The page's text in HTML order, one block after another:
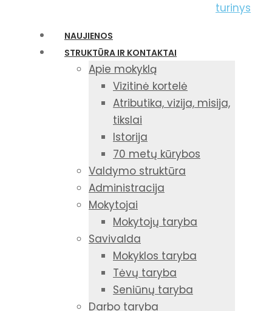
turinys
NAUJIENOS
STRUKTŪRA IR KONTAKTAI
Apie mokyklą
Vizitinė kortelė
Atributika, vizija, misija,
tikslai
Istorija
70 metų kūrybos
Valdymo struktūra
Administracija
Mokytojai
Mokytojų taryba
Savivalda
Mokyklos taryba
Tėvų taryba
Seniūnų taryba
Darbo taryba